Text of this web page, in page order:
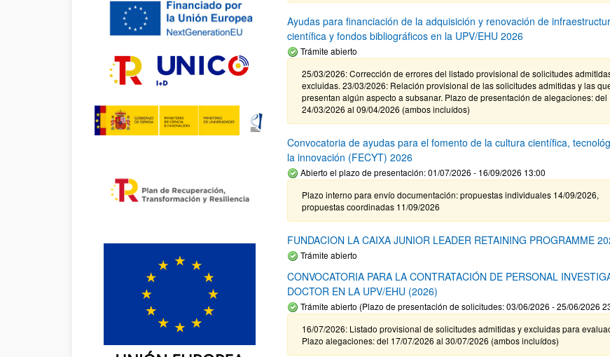
Ayudas para financiación de la adquisición y renovación de
científica y fondos bibliográficos en la UPV/EHU 2026
Trámite abierto
25/03/2026: Corrección de errores del listado provisional de solicitudes
excluidas. 23/03/2026: Relación provisional de las solicitudes admitidas y las
presentan algún aspecto a subsanar. Plazo de presentación de alegaciones: del
24/03/2026 al 09/04/2026 (ambos incluídos)
Convocatoria de ayudas para el fomento de la cultura científica,
la innovación (FECYT) 2026
Abierto el plazo de presentación: 01/07/2026 - 16/09/2026 13:00
Plazo interno para envío documentación: propuestas individuales 14/09/2026,
propuestas coordinadas 11/09/2026
FUNDACION LA CAIXA JUNIOR LEADER RETAINING PROGRAMME
Trámite abierto
CONVOCATORIA PARA LA CONTRATACIÓN DE PERSONAL
DOCTOR EN LA UPV/EHU (2026)
Trámite abierto (Plazo de presentación de solicitudes: 03/06/2026 - 25/06/2026
16/07/2026: Listado provisional de solicitudes admitidas y excluidas para
Plazo alegaciones: del 17/07/2026 al 30/07/2026 (ambos incluídos)